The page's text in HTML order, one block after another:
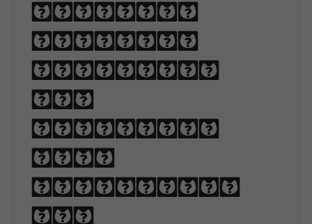
language
legible,
readable,
and
appealing
when
displayed.
The